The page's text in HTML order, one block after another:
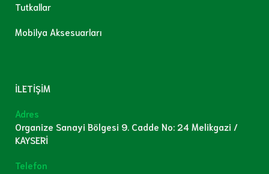
Tutkallar
Mobilya Aksesuarları
İLETİŞİM
Adres
Organize Sanayi Bölgesi 9. Cadde No: 24 Melikgazi /
KAYSERİ
Telefon